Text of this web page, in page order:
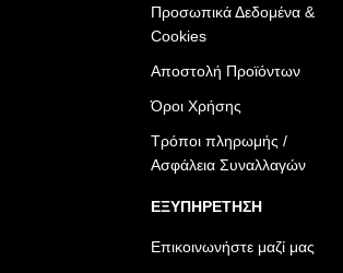
Προσωπικά Δεδομένα &
Cookies
Αποστολή Προϊόντων
Όροι Χρήσης
Τρόποι πληρωμής /
Ασφάλεια Συναλλαγών
ΕΞΥΠΗΡΕΤΗΣΗ
Επικοινωνήστε μαζί μας